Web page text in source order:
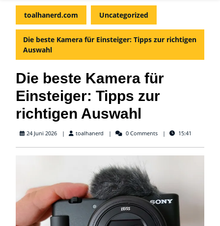
Menu
toalhanerd.com Uncategorized
Die beste Kamera für Einsteiger: Tipps zur richtigen
Auswahl
Die beste Kamera für
Einsteiger: Tipps zur
richtigen Auswahl
24 Juni 2026 toalhanerd toalhanerd0 Comments 15:41